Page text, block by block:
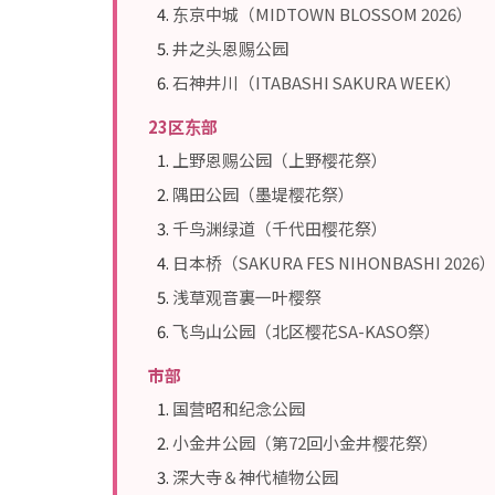
东京中城（MIDTOWN BLOSSOM 2026）
井之头恩赐公园
石神井川（ITABASHI SAKURA WEEK）
23区东部
上野恩赐公园（上野樱花祭）
隅田公园（墨堤樱花祭）
千鸟渊绿道（千代田樱花祭）
日本桥（SAKURA FES NIHONBASHI 2026
浅草观音裏一叶樱祭
飞鸟山公园（北区樱花SA-KASO祭）
市部
国营昭和纪念公园
小金井公园（第72回小金井樱花祭）
深大寺＆神代植物公园